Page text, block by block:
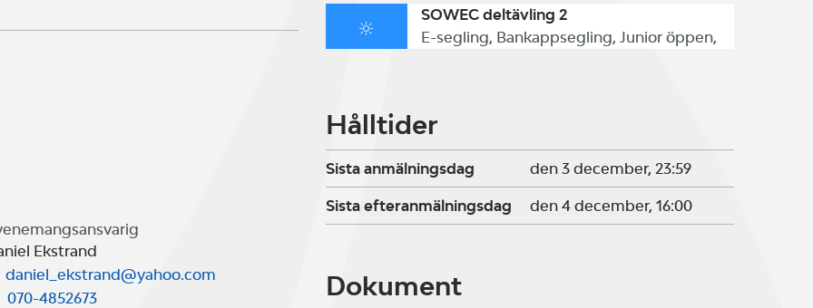
era seglare i klubbhuset för en
Ekstrand
daniel_ekstrand@yahoo.com
070-4852673
SOWEC deltävling 2
E-segling, Bankappsegling, Junior öppen,
Hålltider
Sista anmälningsdag den 3 december, 23:59
Sista efteranmälningsdag den 4 december, 16:00
Dokument